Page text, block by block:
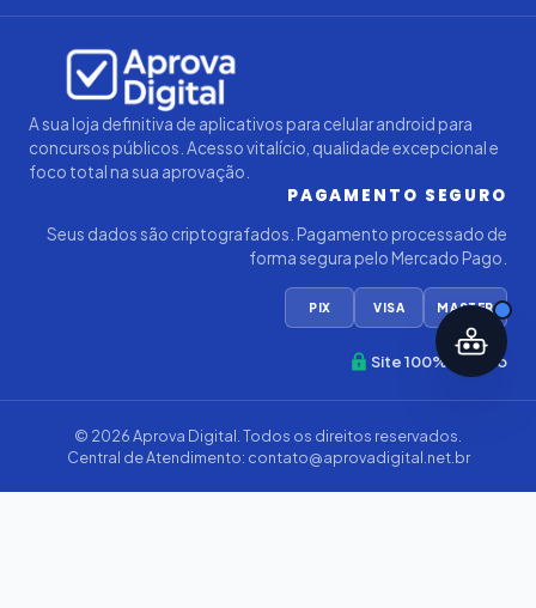
A sua loja definitiva de aplicativos para celular android para
concursos públicos. Acesso vitalício, qualidade excepcional e
foco total na sua aprovação.
PAGAMENTO SEGURO
Seus dados são criptografados. Pagamento processado de
forma segura pelo Mercado Pago.
PIX VISA MASTER
Site 100% Seguro
© 2026Aprova Digital . Todos os direitos reservados.
Central de Atendimento: contato@aprovadigital.net.br